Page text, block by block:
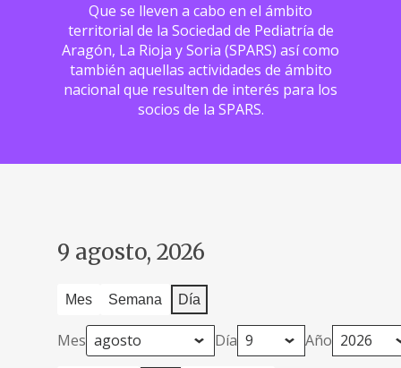
Que se lleven a cabo en el ámbito
territorial de la Sociedad de Pediatría de
Aragón, La Rioja y Soria (SPARS) así como
también aquellas actividades de ámbito
nacional que resulten de interés para los
socios de la SPARS.
9 agosto, 2026
Mes Semana Día
Mes Día Año